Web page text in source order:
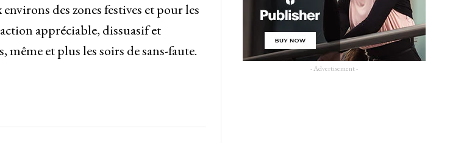
des zones festives et pour les
appréciable, dissuasif et
et plus les soirs de sans-faute.
- Advertisement -